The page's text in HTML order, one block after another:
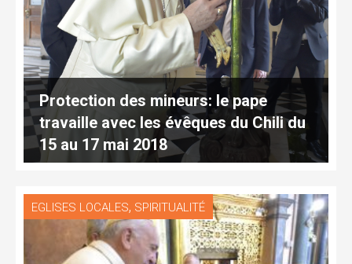
Protection des mineurs: le pape
travaille avec les évêques du Chili du
15 au 17 mai 2018
EGLISES LOCALES, SPIRITUALITÉ